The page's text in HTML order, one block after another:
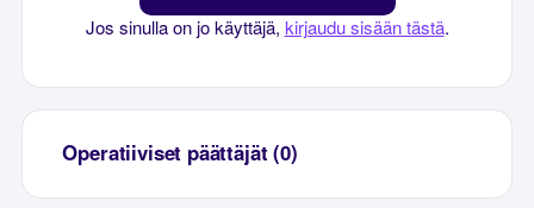
Jos sinulla on jo käyttäjä, kirjaudu sisään tästä.
Operatiiviset päättäjät (0)